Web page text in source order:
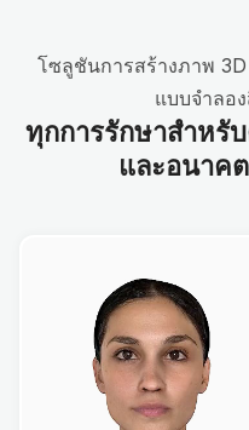
โซลูชันการสร้างภาพ
แบบจำลอ
ทุกการรักษาสำหรั
และอนาค